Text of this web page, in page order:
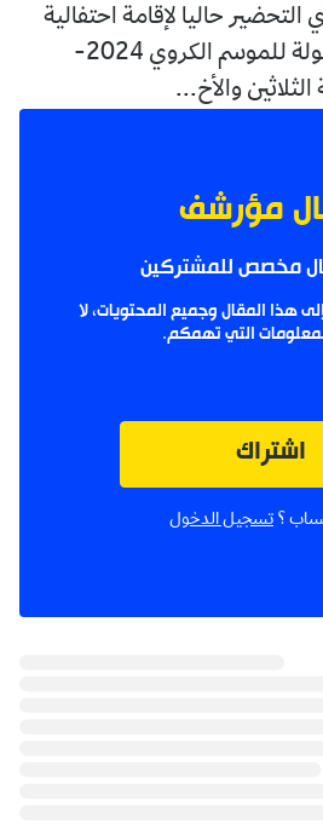
التحضير حاليا لإقامة احتفالية
خاصة بتسليم درع البطولة للموسم الكروي 2024-
مؤرشف
مخصص للمشتركين
هذا المقال وجميع المحتويات، لا
التي تهمكم.
اشتراك
؟ تسجيل الدخول